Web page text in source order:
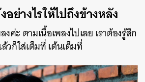
ย่างไรให้ไปถึงข้างหลัง
ค่ะ ตามเนื้อเพลงไปเลย เราต้องรู้สึก
วก็ใส่เต็มที่ เต้นเต็มที่